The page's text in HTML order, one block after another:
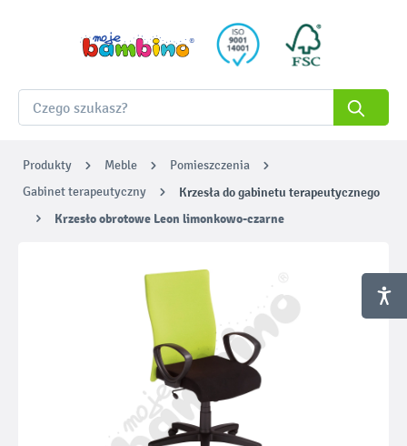
Produkty Meble
Pomieszczenia
Gabinet terapeutyczny
Krzesła do gabinetu terapeutycznego
Krzesło obrotowe Leon limonkowo-czarne